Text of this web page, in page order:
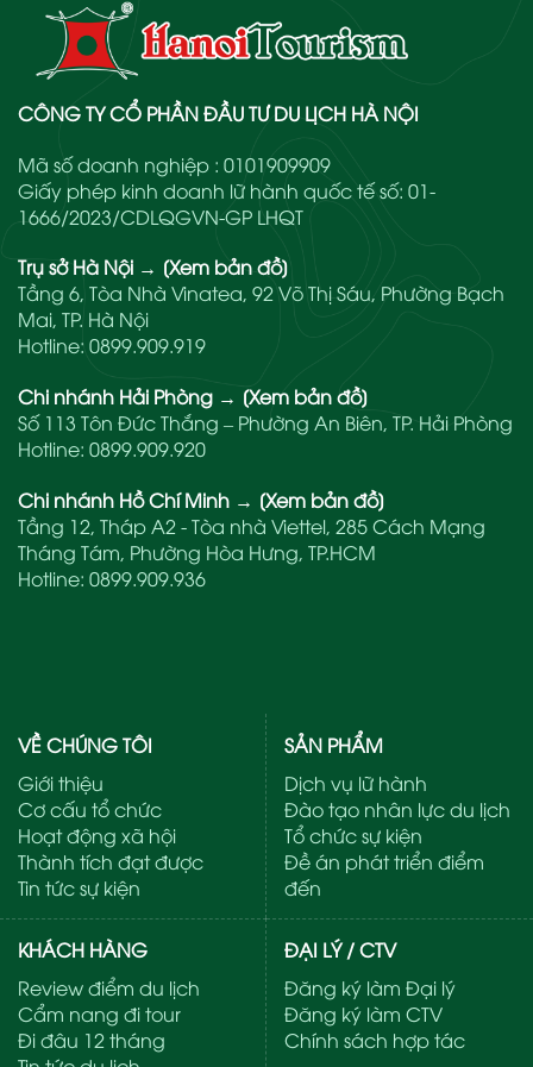
CÔNG TY CỔ PHẦN ĐẦU TƯ DU LỊCH HÀ NỘI
Mã số doanh nghiệp : 0101909909
Giấy phép kinh doanh lữ hành quốc tế số: 01-
1666/2023/CDLQGVN-GP LHQT
Trụ sở Hà Nội → [Xem bản đồ]
Tầng 6, Tòa Nhà Vinatea, 92 Võ Thị Sáu, Phường Bạch
Mai, TP. Hà Nội
Hotline: 0899.909.919
Chi nhánh Hải Phòng → [Xem bản đồ]
Số 113 Tôn Đức Thắng – Phường An Biên, TP. Hải Phòng
Hotline: 0899.909.920
Chi nhánh Hồ Chí Minh → [Xem bản đồ]
Tầng 12, Tháp A2 - Tòa nhà Viettel, 285 Cách Mạng
Tháng Tám, Phường Hòa Hưng, TP.HCM
Hotline: 0899.909.936
VỀ CHÚNG TÔI
Giới thiệu
Cơ cấu tổ chức
Hoạt động xã hội
Thành tích đạt được
Tin tức sự kiện
SẢN PHẨM
Dịch vụ lữ hành
Đào tạo nhân lực du lịch
Tổ chức sự kiện
Đề án phát triển điểm
đến
KHÁCH HÀNG
Review điểm du lịch
Cẩm nang đi tour
Đi đâu 12 tháng
ĐẠI LÝ / CTV
Đăng ký làm Đại lý
Đăng ký làm CTV
Chính sách hợp tác